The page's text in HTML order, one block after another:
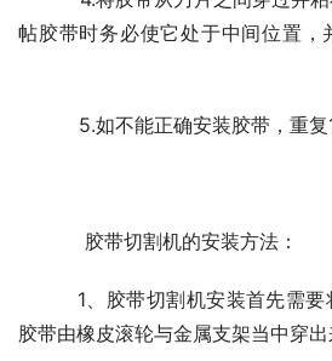
帖胶带时务必使它处于中间位置，
5.如不能正确安装胶带，重
胶带切割机的安装方法：
胶带由橡皮滚轮与金属支架当中穿